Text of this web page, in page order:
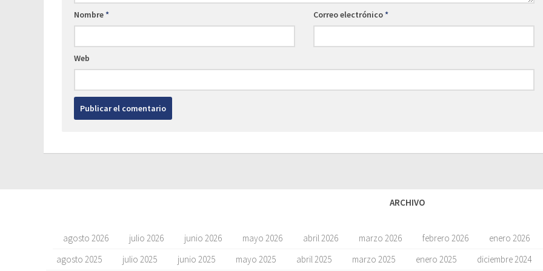
Nombre* Correo electrónico*
Web
ARCHIVO
agosto 2026 julio 2026 junio 2026 mayo 2026 abril 2026 marzo 2026 febrero 2026
enero 2026
agosto 2025
julio 2025 junio 2025 mayo 2025 abril 2025 marzo 2025 enero 2025 diciembre 2024